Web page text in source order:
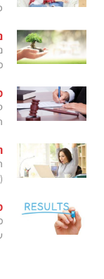
(Digital Authority) היא הבסיס